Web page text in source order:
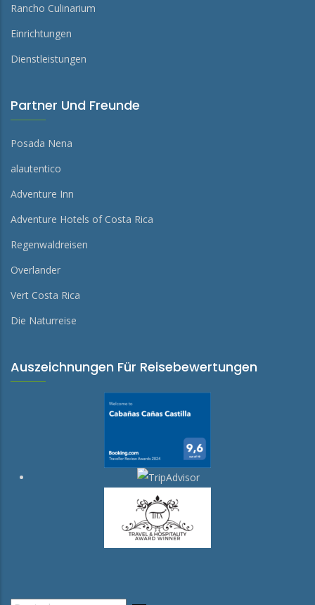
Rancho Culinarium
Einrichtungen
Dienstleistungen
Partner Und Freunde
Posada Nena
alautentico
Adventure Inn
Adventure Hotels of Costa Rica
Regenwaldreisen
Overlander
Vert Costa Rica
Die Naturreise
Auszeichnungen Für Reisebewertungen